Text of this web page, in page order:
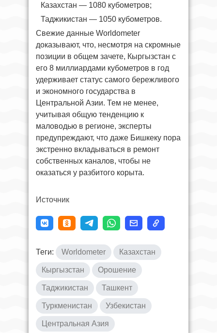
Казахстан — 1080 кубометров;
Таджикистан — 1050 кубометров.
Свежие данные Worldometer
доказывают, что, несмотря на скромные
позиции в общем зачете, Кыргызстан с
его 8 миллиардами кубометров в год
удерживает статус самого бережливого
и экономного государства в
Центральной Азии. Тем не менее,
учитывая общую тенденцию к
маловодью в регионе, эксперты
предупреждают, что даже Бишкеку пора
экстренно вкладываться в ремонт
собственных каналов, чтобы не
оказаться у разбитого корыта.
Источник
Теги: Worldometer Казахстан
Кыргызстан Орошение
Таджикистан Ташкент
Туркменистан Узбекистан
Центральная Азия